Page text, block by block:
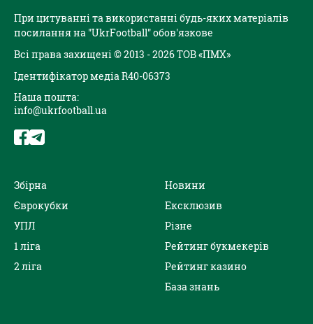
При цитуванні та використанні будь-яких матеріалів
посилання на "UkrFootball" обов'язкове
Всі права захищені © 2013 - 2026 ТОВ «ПМХ»
Ідентифікатор медіа R40-06373
Наша пошта:
info@ukrfootball.ua
Збірна
Єврокубки
УПЛ
1 ліга
2 ліга
Новини
Ексклюзив
Різне
Рейтинг букмекерів
Рейтинг казино
База знань